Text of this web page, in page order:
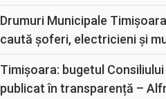
Drumuri Municipale
caută șoferi, electricieni și
Timișoara: bugetul
publicat în transparență –